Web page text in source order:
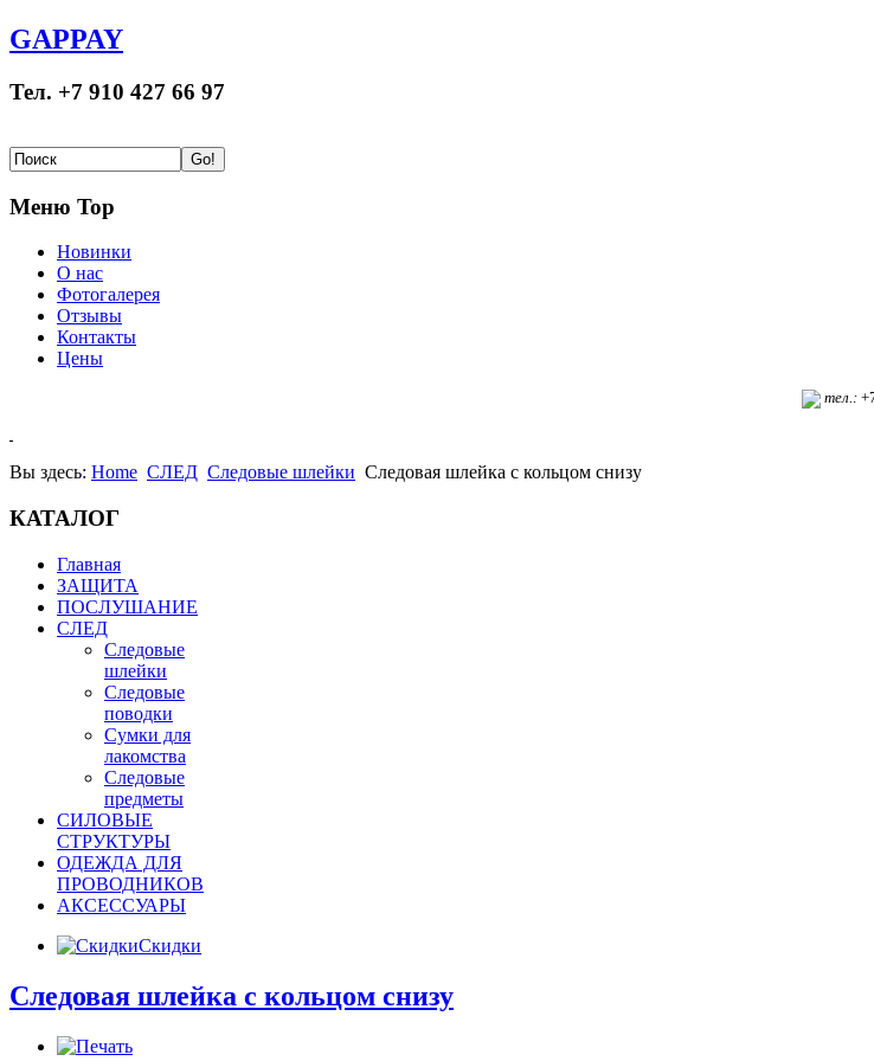
GAPPAY
Тел. +7 910 427 66 97
Меню Top
Новинки
О нас
Фотогалерея
Отзывы
Контакты
Цены
тел.:
Вы здесь: Home СЛЕД Следовые шлейки Следовая шлейка с кольцом снизу
КАТАЛОГ
Главная
ЗАЩИТА
ПОСЛУШАНИЕ
СЛЕД
Следовые
шлейки
Следовые
поводки
Сумки для
лакомства
Следовые
предметы
СИЛОВЫЕ
СТРУКТУРЫ
ОДЕЖДА ДЛЯ
ПРОВОДНИКОВ
АКСЕССУАРЫ
Скидки
Следовая шлейка с кольцом снизу